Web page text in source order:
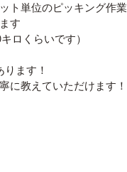
ト単位のピッキング作業
す
ロくらいです）
ます！
に教えていただけます！